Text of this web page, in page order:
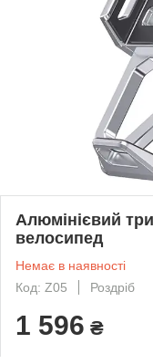
Алюмінієвий
велосипед
Немає в наявності
Код: Z05
Роздріб
1 596 ₴